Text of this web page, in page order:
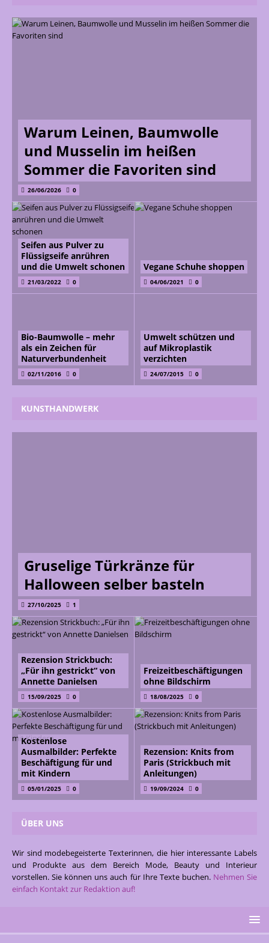
Warum Leinen, Baumwolle
und Musselin im heißen
Sommer die Favoriten sind
26/06/2026 0
Seifen aus Pulver zu
Flüssigseife anrühren
und die Umwelt schonen
21/03/2022 0
Vegane Schuhe shoppen
04/06/2021 0
Bio-Baumwolle – mehr
als ein Zeichen für
Naturverbundenheit
02/11/2016 0
Umwelt schützen und
auf Mikroplastik
verzichten
24/07/2015 0
KUNSTHANDWERK
Gruselige Türkränze für
Halloween selber basteln
27/10/2025 1
Rezension Strickbuch:
„Für ihn gestrickt“ von
Annette Danielsen
15/09/2025 0
Freizeitbeschäftigungen
ohne Bildschirm
18/08/2025 0
Kostenlose
Ausmalbilder: Perfekte
Beschäftigung für und
mit Kindern
05/01/2025 0
Rezension: Knits from
Paris (Strickbuch mit
Anleitungen)
19/09/2024 0
ÜBER UNS
Wir sind modebegeisterte Texterinnen, die hier interessante Labels
und Produkte aus dem Bereich Mode, Beauty und Interieur
vorstellen. Sie können uns auch für Ihre Texte buchen. Nehmen Sie
einfach Kontakt zur Redaktion auf!